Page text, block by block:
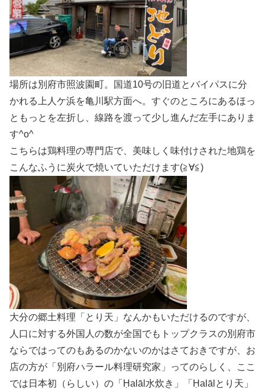
場所は別府市照波園町。国道10号の旧道とバイパスに分
かれる上人ケ浜を亀川駅方面へ。すぐのところにあるほっ
ともっとを左折し、線路を渡って少し進んだ左手にありま
す^o^
こちらは鶏料理の専門店で、美味しく味付けされた地鶏を
こんなふうに炭火で焼いていただけます(≧∀≦)
大分の郷土料理「とり天」なんかもいただけるのですが、
人口に対する外国人の数が全国でもトップクラスの別府市
ならではってのもあるのかないのかはさておきですが、お
店の方が「別府ハラール料理研究家」ってのらしく、ここ
では日本初（らしい）の「Ḥalāl水炊き」「Ḥalālとり天」